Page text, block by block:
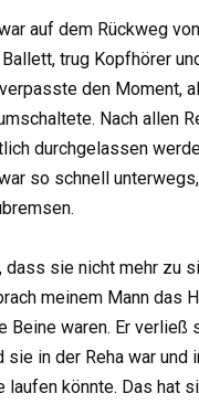
auf dem Rückweg
trug Kopfhörer
den Moment,
Nach allen
durchgelassen
so schnell
dass sie nicht mehr zu
meinem Mann das
Beine waren. Er verließ
sie in der Reha war und
könnte. Das hat